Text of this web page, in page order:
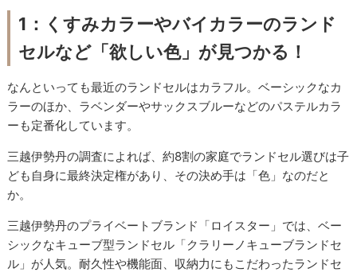
1：くすみカラーやバイカラーのランド
セルなど「欲しい色」が見つかる！
なんといっても最近のランドセルはカラフル。ベーシックなカ
ラーのほか、ラベンダーやサックスブルーなどのパステルカラ
ーも定番化しています。
三越伊勢丹の調査によれば、約8割の家庭でランドセル選びは子
ども自身に最終決定権があり、その決め手は「色」なのだと
か。
三越伊勢丹のプライベートブランド「ロイスター」では、ベー
シックなキューブ型ランドセル「クラリーノキューブランドセ
ル」が人気。耐久性や機能面、収納力にもこだわったランドセ